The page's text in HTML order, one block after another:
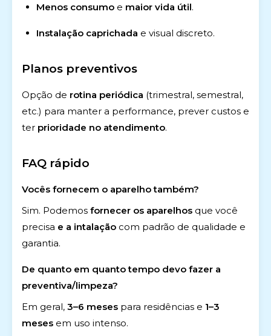
Menos consumo e maior vida útil.
Instalação caprichada e visual discreto.
Planos preventivos
Opção de rotina periódica (trimestral, semestral,
etc.) para manter a performance, prever custos e
ter prioridade no atendimento.
FAQ rápido
Vocês fornecem o aparelho também?
Sim. Podemos fornecer os aparelhos que você
precisa e a intalação com padrão de qualidade e
garantia.
De quanto em quanto tempo devo fazer a
preventiva/limpeza?
Em geral, 3–6 meses para residências e 1–3
meses em uso intenso.